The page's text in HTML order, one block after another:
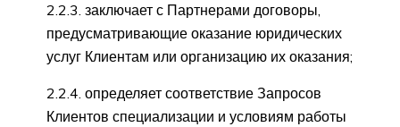
2.2.3. заключает с Партнерами договоры,
предусматривающие оказание юридических
услуг Клиентам или организацию их оказания;
2.2.4. определяет соответствие Запросов
Клиентов специализации и условиям работы